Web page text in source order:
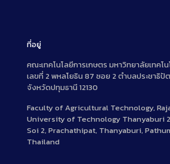
ที่อยู่
คณะเทคโนโลยีการเกษตร มหาวิทยาลัยเทค
เลขที่ 2 พหลโยธิน 87 ซอย 2 ตำบลประชาธิ
จังหวัดปทุมธานี 12130
Faculty of Agricultural Technology,
University of Technology Thanyaburi
Soi 2, Prachathipat, Thanyaburi,
Thailand